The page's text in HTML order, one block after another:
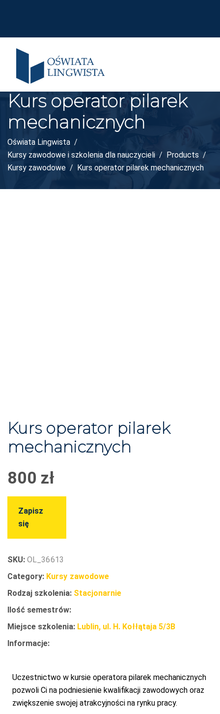
Kurs operator pilarek
mechanicznych
Oświata Lingwista
Kursy zawodowe i szkolenia dla nauczycieli
Products
Kursy zawodowe
Kurs operator pilarek mechanicznych
Kurs operator pilarek
mechanicznych
800 zł
Zapisz
się
SKU: OL_36613
Category: Kursy zawodowe
Rodzaj szkolenia: Stacjonarnie
Ilość semestrów:
Miejsce szkolenia: Lublin, ul. H. Kołłątaja 5/3B
Informacje:
Uczestnictwo w kursie operatora pilarek mechanicznych
pozwoli Ci na podniesienie kwalifikacji zawodowych oraz
zwiększenie swojej atrakcyjności na rynku pracy.